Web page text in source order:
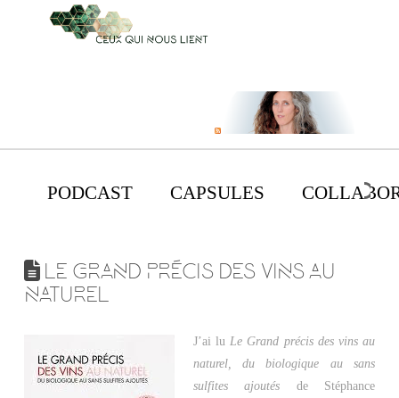
PODCAST CAPSULES
LE GRAND PRÉCIS DES VINS AU
NATUREL
J’ai luLe Grand précis des vins au
naturel, du biologique au sans
sulfites ajoutés de Stéphance